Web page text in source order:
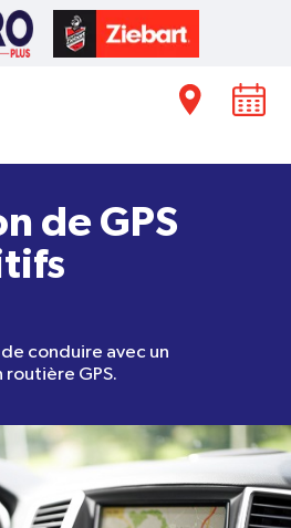
de GPS
conduire avec un
GPS.